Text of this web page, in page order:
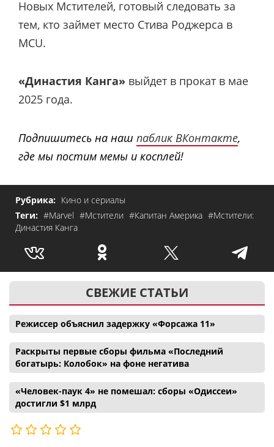
Новых Мстителей, готовый следовать за
тем, кто займет место Стива Роджерса в
MCU.
«Династия Канга» выйдет в прокат в мае
2025 года.
Подпишитесь на наш паблик ВКонтакте,
где мы постим мемы и косплей!
Рубрика: Кино и сериалы
Теги: #Marvel #Мстители #Капитан Америка #Мстители:
Династия Канга
СВЕЖИЕ СТАТЬИ
Режиссер объяснил задержку «Форсажа 11»
Раскрыты первые сборы фильма «Последний
богатырь: Колобок» на фоне негатива
«Человек-паук 4» не помешал: сборы «Одиссеи»
достигли $1 млрд